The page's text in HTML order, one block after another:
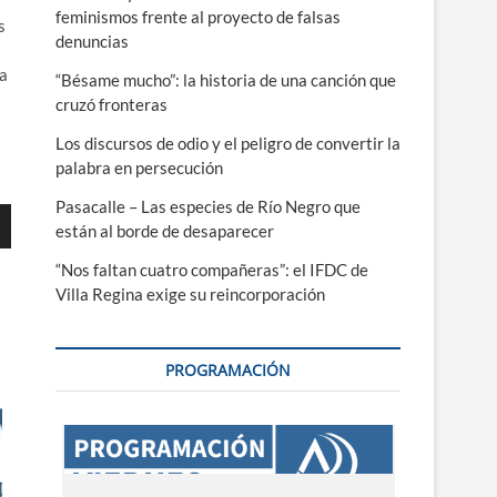
feminismos frente al proyecto de falsas
denuncias
“Bésame mucho”: la historia de una canción que
cruzó fronteras
Los discursos de odio y el peligro de convertir la
palabra en persecución
Pasacalle – Las especies de Río Negro que
están al borde de desaparecer
“Nos faltan cuatro compañeras”: el IFDC de
Villa Regina exige su reincorporación
PROGRAMACIÓN